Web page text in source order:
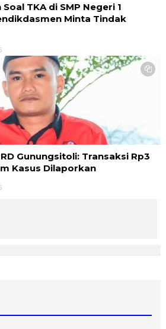
TKA di SMP Negeri 1
Minta Tindak
Gunungsitoli: Transaksi Rp3
Kasus Dilaporkan